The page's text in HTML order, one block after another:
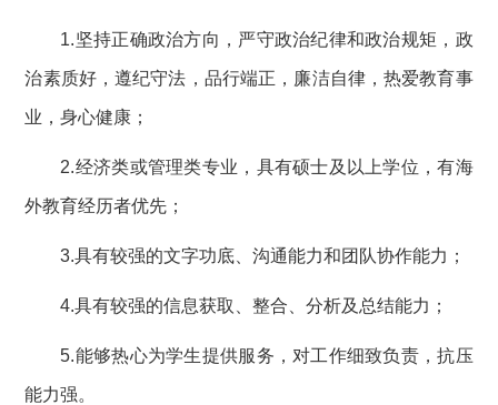
1.坚持正确政治方向，严守政治纪律和政治规矩，政
治素质好，遵纪守法，品行端正，廉洁自律，热爱教育事
业，身心健康；
2.经济类或管理类专业，具有硕士及以上学位，有海
外教育经历者优先；
3.具有较强的文字功底、沟通能力和团队协作能力；
4.具有较强的信息获取、整合、分析及总结能力；
5.能够热心为学生提供服务，对工作细致负责，抗压
能力强。